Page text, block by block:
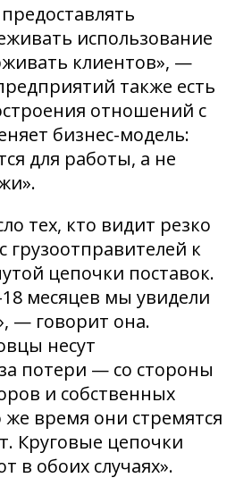
использование
клиентов», —
также есть
отношений с
бизнес-модель:
для работы, а не
тех, кто видит резко
грузоотправителей к
цепочки поставок.
месяцев мы увидели
— говорит она.
несут
потери — со стороны
и собственных
же время они стремятся
Круговые цепочки
в обоих случаях».